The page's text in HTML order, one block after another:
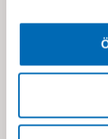
Neked